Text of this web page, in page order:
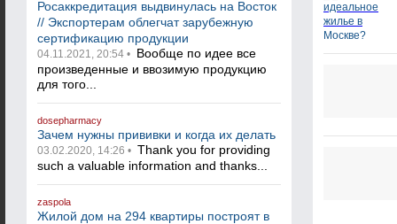
Росаккредитация выдвинулась на Восток
// Экспортерам облегчат зарубежную
сертификацию продукции
04.11.2021, 20:54 • Вообще по идее все
произведенные и ввозимую продукцию
для того...
dosepharmacy
Зачем нужны прививки и когда их делать
03.02.2020, 14:26 • Thank you for providing
such a valuable information and thanks...
zaspola
Жилой дом на 294 квартиры построят в